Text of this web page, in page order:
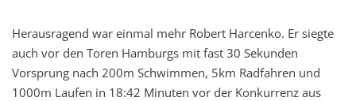
Herausragend war einmal mehr Robert Harcenko. Er siegte
auch vor den Toren Hamburgs mit fast 30 Sekunden
Vorsprung nach 200m Schwimmen, 5km Radfahren und
1000m Laufen in 18:42 Minuten vor der Konkurrenz aus